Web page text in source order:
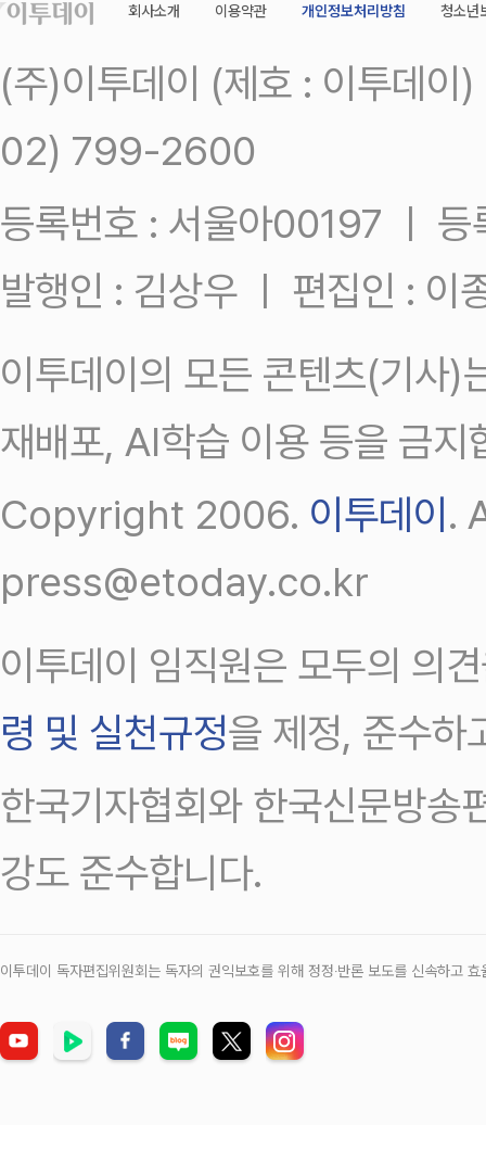
회사소개 이용약관 개인정보처리방침 청소년
(주)이투데이 (제호 : 이투데
02) 799-2600
등록번호 : 서울아00197 ㅣ
발행인 : 김상우 ㅣ 편집인 : 이
이투데이의 모든 콘텐츠(기사)
재배포, AI학습 이용 등을 금지
Copyright 2006. 이투데이 .
press@etoday.co.kr
이투데이 임직원은 모두의 의
령 및 실천규정을 제정, 준수하
한국기자협회와 한국신문방송
강도 준수합니다.
이투데이 독자편집위원회는 독자의 권익보호를 위해 정정‧반론 보도를 신속하고